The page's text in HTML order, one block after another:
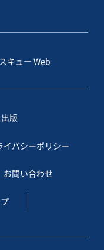
キュー Web
版
イバシーポリシー
お問い合わせ